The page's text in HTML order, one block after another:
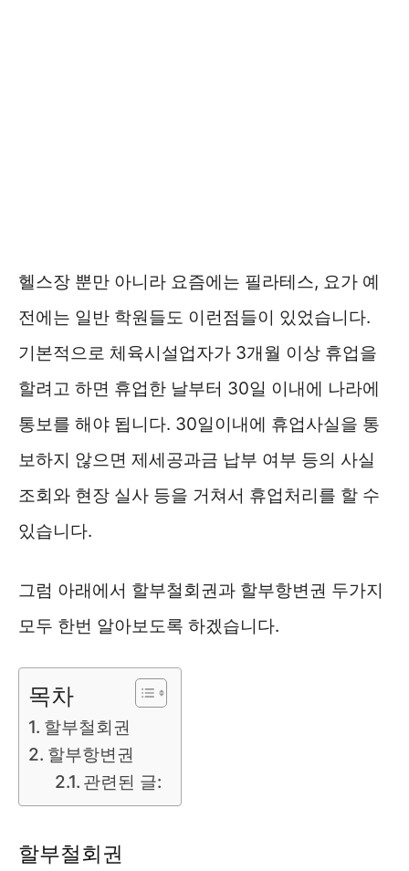
헬스장 뿐만 아니라 요즘에는 필라테스, 요가 예
전에는 일반 학원들도 이런점들이 있었습니다.
기본적으로 체육시설업자가 3개월 이상 휴업을
할려고 하면 휴업한 날부터 30일 이내에 나라에
통보를 해야 됩니다. 30일이내에 휴업사실을 통
보하지 않으면 제세공과금 납부 여부 등의 사실
조회와 현장 실사 등을 거쳐서 휴업처리를 할 수
있습니다.
그럼 아래에서 할부철회권과 할부항변권 두가지
모두 한번 알아보도록 하겠습니다.
목차
할부철회권
할부항변권
관련된 글:
할부철회권